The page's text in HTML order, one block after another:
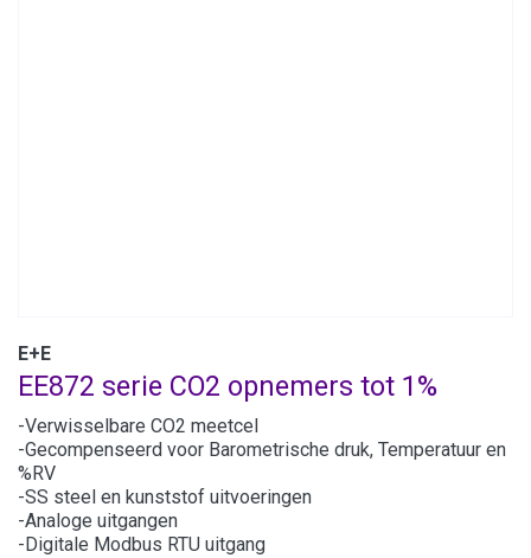
E+E
EE872 serie CO2 opnemers tot 1%
-Verwisselbare CO2 meetcel
-Gecompenseerd voor Barometrische druk, Temperatuur en
%RV
-SS steel en kunststof uitvoeringen
-Analoge uitgangen
-Digitale Modbus RTU uitgang